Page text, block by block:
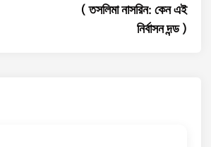
( তসলিমা নাসরিন: কেন এই
নির্বাসন দন্ড )